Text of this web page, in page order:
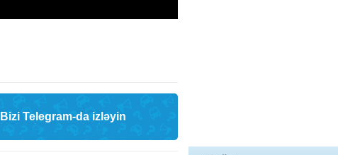
Bizi Telegram-da izləyin